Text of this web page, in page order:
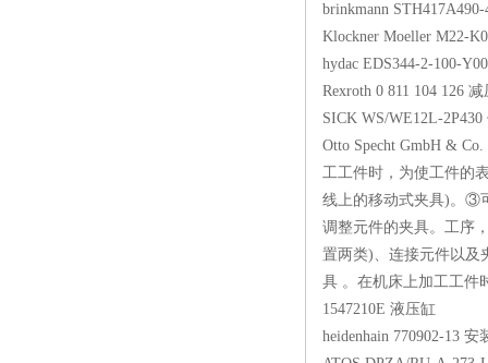
brinkmann
Klockner Moeller
hydac EDS344-2-
Rexroth 0 811 104
SICK WS/WE12L-
Otto Specht GmbH &
工工件时，为使工件的
线上的移动式夹具)。③
调整元件的夹具。工序
置两类)、连接元件以及
具 。在机床上加工工件
1547210E 液压缸
heidenhain 770902-